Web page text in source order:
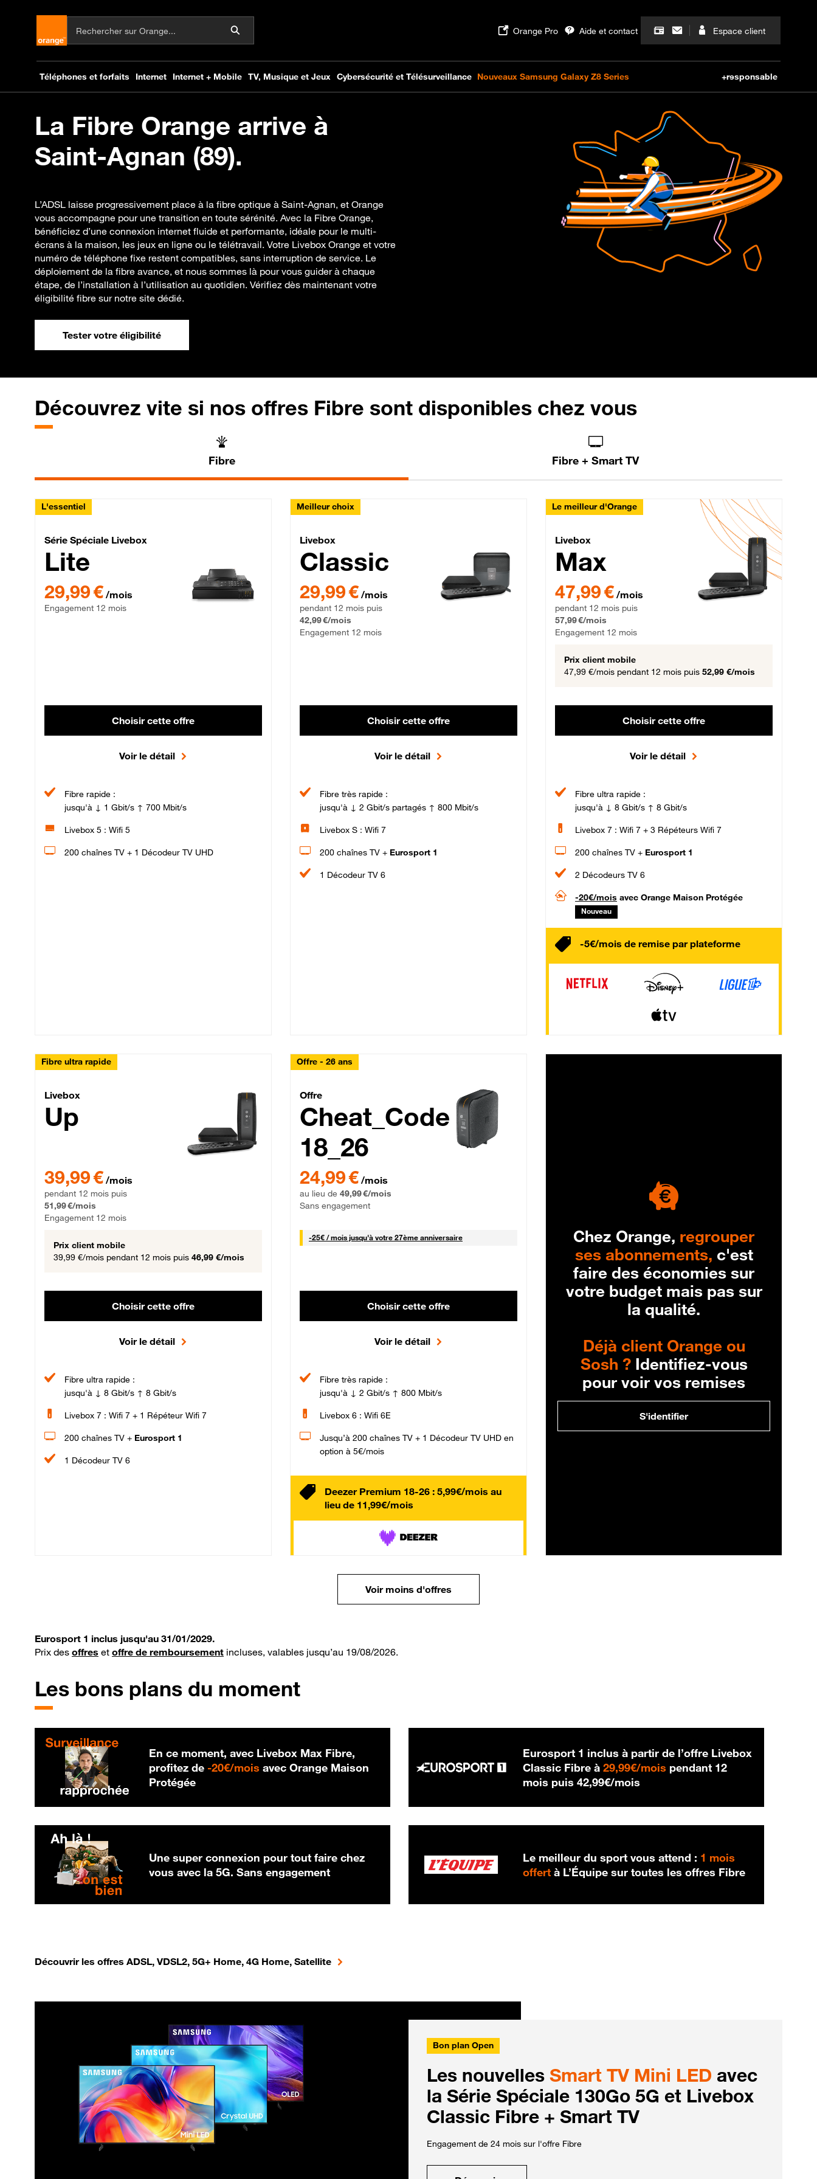
La Fibre Orange arrive à
Saint-Agnan (89).
L’ADSL laisse progressivement place à la fibre optique à Saint-Agnan, et Orange
vous accompagne pour une transition en toute sérénité. Avec la Fibre Orange,
bénéficiez d’une connexion internet fluide et performante, idéale pour le multi-
écrans à la maison, les jeux en ligne ou le télétravail. Votre Livebox Orange et votre
numéro de téléphone fixe restent compatibles, sans interruption de service. Le
déploiement de la fibre avance, et nous sommes là pour vous guider à chaque
étape, de l’installation à l’utilisation au quotidien. Vérifiez dès maintenant votre
éligibilité fibre sur notre site dédié.
Tester votre éligibilité
Découvrez vite si nos offres Fibre sont disponibles chez vous
Fibre Fibre + Smart TV
L'essentiel
Série Spéciale Livebox Lite Fibre
Série Spéciale Livebox
Lite
29,99 € par mois , Engagement 12 mois
29,99 € /mois
Engagement 12 mois
Choisir cette offre
Voir le détail
Fibre rapide :
jusqu'à ↓ 1 Gbit/s ↑ 700 Mbit/s
Livebox 5 : Wifi 5
200 chaînes TV + 1 Décodeur TV UHD
Meilleur choix
Livebox Classic Fibre
Livebox
Classic
29,99 € par mois pendant 12 mois puis 42,99 € par mois, Engagement 12 mois
29,99 € /mois
pendant 12 mois puis
42,99 €/mois
Engagement 12 mois
Choisir cette offre
Voir le détail
Fibre très rapide :
jusqu'à ↓ 2 Gbit/s partagés ↑ 800 Mbit/s
Livebox S : Wifi 7
200 chaînes TV + Eurosport 1
1 Décodeur TV 6
Le meilleur d'Orange
Livebox Max Fibre
Livebox
Max
47,99 € par mois pendant 12 mois puis 57,99 € par mois,
47,99 € /mois
pendant 12 mois puis
57,99 €/mois
Engagement 12 mois
Prix client mobile
47,99 €/mois pendant 12 mois puis 52,99 €/mois
Choisir cette offre
Voir le détail
Fibre ultra rapide :
jusqu'à ↓ 8 Gbit/s ↑ 8 Gbit/s
Livebox 7 : Wifi 7 + 3 Répéteurs Wifi 7
200 chaînes TV + Eurosport 1
2 Décodeurs TV 6
-20€/mois avec Orange Maison Protégée
Nouveau
-5€/mois de remise par plateforme
Fibre ultra rapide
Livebox Up Fibre
Livebox
Up
39,99 € /mois
pendant 12 mois puis
51,99 €/mois
Engagement 12 mois
Prix client mobile
39,99 €/mois pendant 12 mois puis 46,99 €/mois
Choisir cette offre
Voir le détail
Fibre ultra rapide :
jusqu'à ↓ 8 Gbit/s ↑ 8 Gbit/s
Livebox 7 : Wifi 7 + 1 Répéteur Wifi 7
200 chaînes TV + Eurosport 1
1 Décodeur TV 6
Offre - 26 ans
Cheat_Code Fibre_18_26
Offre
Cheat_Code
18_26
24,99 € /mois
au lieu de 49,99 €/mois
Sans engagement
-25€ / mois25 € par mois
jusqu'à votre 27ème anniversaire
Choisir cette offre
Voir le détail
Fibre très rapide :
jusqu'à ↓ 2 Gbit/s ↑ 800 Mbit/s
Livebox 6 : Wifi 6E
Jusqu’à 200 chaînes TV + 1 Décodeur TV UHD en
option à 5€/mois
Deezer Premium 18-26 : 5,99€/mois au
lieu de 11,99€/mois
Chez Orange, regrouper
ses abonnements, c'est
faire des économies sur
votre budget mais pas sur
la qualité.
Déjà client Orange ou
Sosh ?Identifiez-vous
pour voir vos remises
S'identifier
Voir moins d'offres
Eurosport 1 inclus jusqu'au 31/01/2029.
Prix des offres et offre de remboursement incluses, valables jusqu’au 19/08/2026.
Les bons plans du moment
En ce moment, avec Livebox Max Fibre,
profitez de -20€/mois 20 € par mois
avec Orange Maison
Protégée
Eurosport 1 inclus à partir de l’offre Livebox
Classic Fibre à29,99€/mois 29,99 € par mois
pendant 12
mois puis42,99€/mois
Une super connexion pour tout faire chez
vous avec la 5G. Sans engagement
Le meilleur du sport vous attend : 1 mois
offert à L’Équipe sur toutes les offres Fibre
Découvrir les offres ADSL, VDSL2, 5G+ Home, 4G Home, Satellite
Bon plan Open
Les nouvelles Smart TV Mini LED avec
la Série Spéciale 130Go 5G et Livebox
Classic Fibre + Smart TV
Engagement de 24 mois sur l'offre Fibre